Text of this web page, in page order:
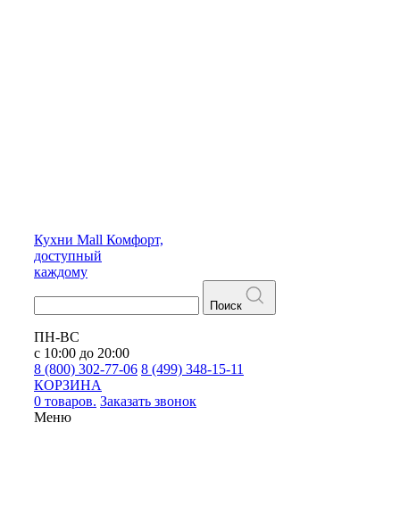
Кухни Mall Комфорт,
доступный
каждому
Поиск
ПН-ВС
с 10:00 до 20:00
8 (800) 302-77-06 8 (499) 348-15-11
КОРЗИНА
0 товаров. Заказать звонок
Меню